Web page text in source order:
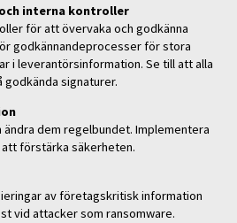
interna kontroller
för att övervaka och godkänna
godkännandeprocesser för stora
i leverantörsinformation. Se till att alla
signaturer.
dem regelbundet. Implementera
förstärka säkerheten.
av företagskritisk information
vid attacker som ransomware.